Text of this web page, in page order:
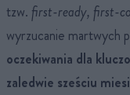
tzw. first-ready, first-
wyrzucanie martwych
oczekiwania dla
zaledwie sześciu